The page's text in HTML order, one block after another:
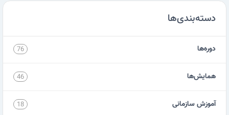
دسته‌بندی‌ها
دوره‌ها 76
همایش‌ها 46
آموزش سازمانی 18